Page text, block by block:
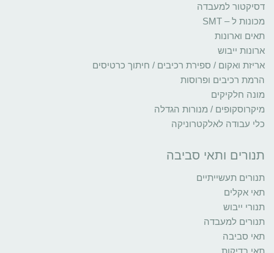
דסיקטור למעבדה
מכונות ל – SMT
תאים וארונות
ארונות ייבוש
אריזת ואקום / ספירת רכיבים / חיתוך כרטיסים
הרמת רכיבים ופרוסות
מונה חלקיקים
מיקרוסקופים / מנורות הגדלה
כלי עבודה לאלקטרוניקה
תנורים ותאי סביבה
תנורים תעשייתיים
תאי אקלים
תנורי ייבוש
תנורים למעבדה
תאי סביבה
תאי בדיקות